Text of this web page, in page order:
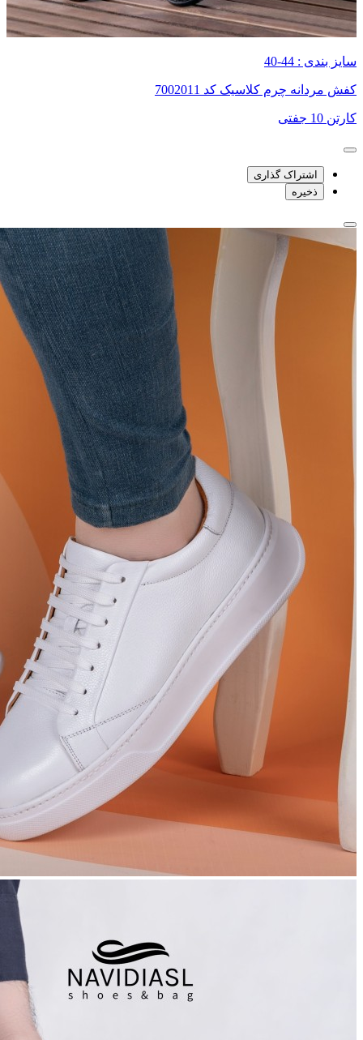
سایز بندی : 44-40
کفش مردانه چرم کلاسیک کد 7002011
کارتن 10 جفتی
اشتراک گذاری
ذخیره